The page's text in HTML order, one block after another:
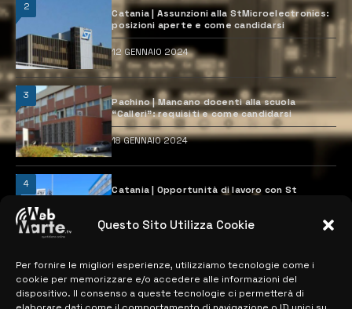
Questo Sito Utilizza Cookie
Per fornire le migliori esperienze, utilizziamo tecnologie come i
cookie per memorizzare e/o accedere alle informazioni del
dispositivo. Il consenso a queste tecnologie ci permetterà di
2
Catania | Assunzioni alla StMicroelectronics:
posizioni aperte e come candidarsi
12 GENNAIO 2024
3
Pachino | Mancano docenti alla scuola
“Calleri”: requisiti e come candidarsi
18 GENNAIO 2024
4
Catania | Opportunità di lavoro con St
28 MARZO 2024
MAPPA DEL SITO